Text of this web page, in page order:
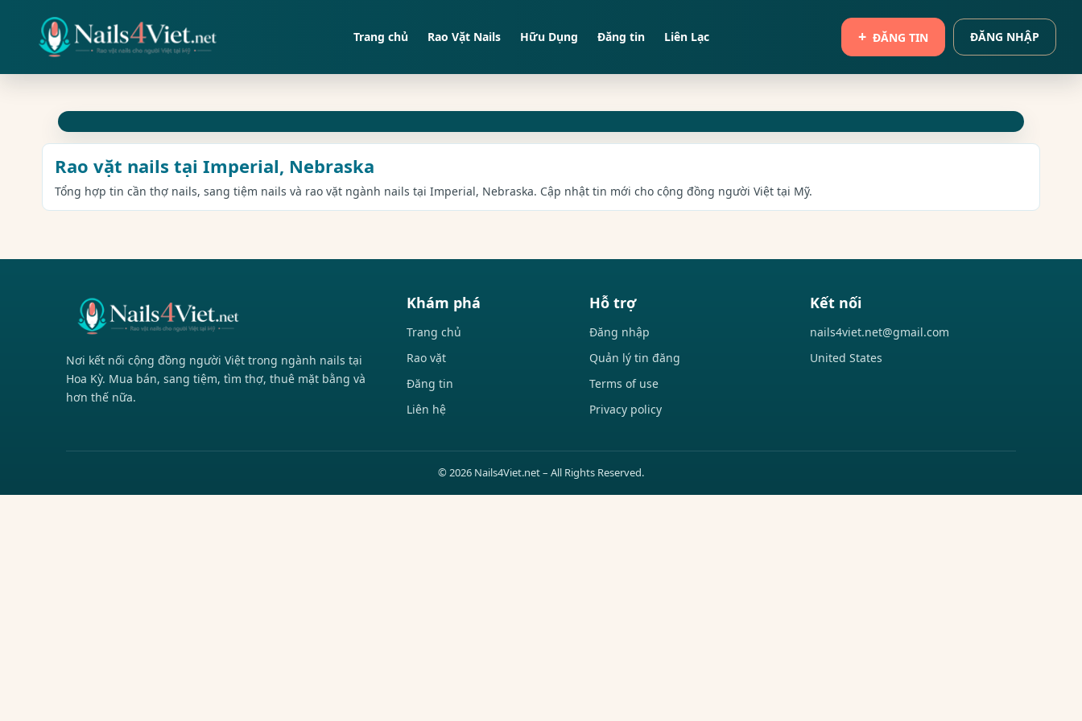
Trang chủ Rao Vặt Nails Hữu Dụng Đăng tin Liên Lạc ĐĂNG TIN ĐĂNG NHẬP
Rao vặt nails tại Imperial, Nebraska
Tổng hợp tin cần thợ nails, sang tiệm nails và rao vặt ngành nails tại Imperial, Nebraska. Cập nhật tin mới cho cộng đồng người Việt tại Mỹ.
Nơi kết nối cộng đồng người Việt trong ngành nails tại
Hoa Kỳ. Mua bán, sang tiệm, tìm thợ, thuê mặt bằng và
hơn thế nữa.
Khám phá
Trang chủ
Rao vặt
Đăng tin
Liên hệ
Hỗ trợ
Đăng nhập
Quản lý tin đăng
Terms of use
Privacy policy
Kết nối
nails4viet.net@gmail.com
United States
© 2026 Nails4Viet.net – All Rights Reserved.